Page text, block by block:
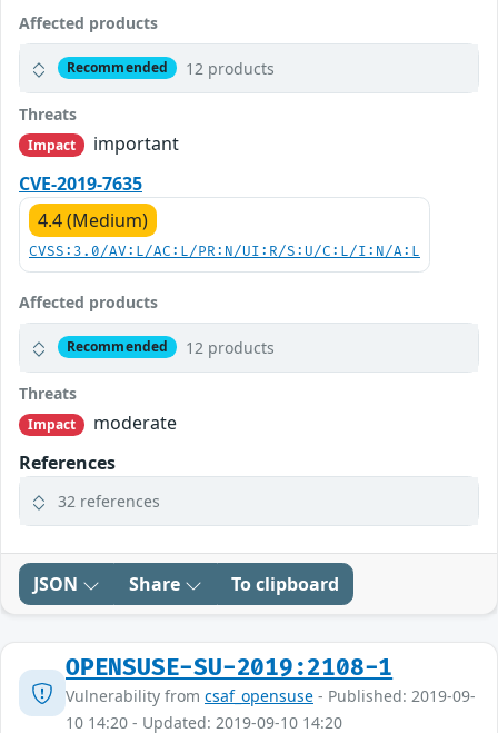
Affected products
Recommended 12 products
Threats
Impact
important
CVE-2019-7635
4.4 (Medium)
CVSS:3.0/AV:L/AC:L/PR:N/UI:R/S:U/C:L/I:N/A:L
Affected products
Recommended 12 products
Threats
Impact
moderate
References
32 references
JSON Share To clipboard
OPENSUSE-SU-2019:2108-1
Vulnerability from csaf_opensuse - Published: 2019-09-
10 14:20 - Updated: 2019-09-10 14:20